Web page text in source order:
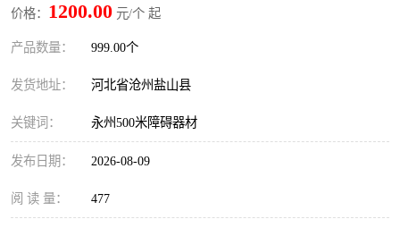
价格： 1200.00 元/个 起
产品数量： 999.00个
发货地址： 河北省沧州盐山县
关键词： 永州500米障碍器材
发布日期： 2026-08-09
阅 读 量： 477